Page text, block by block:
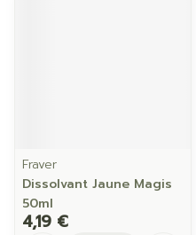
Fraver
Dissolvant Jaune Magis
50ml
4,19 €